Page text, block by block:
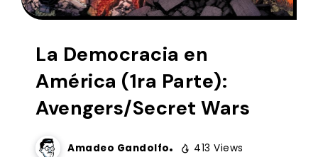
La Democracia en
América (1ra Parte):
Avengers/Secret Wars
Amadeo Gandolfo 413 Views